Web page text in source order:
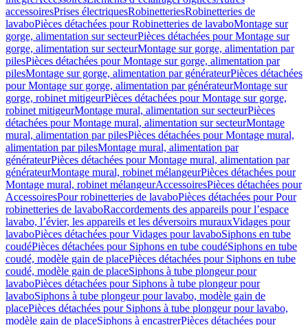
accessoiresPrises électriquesRobinetteriesRobinetteries de
lavaboPièces détachées pour Robinetteries de lavaboMontage sur
gorge, alimentation sur secteurPièces détachées pour Montage sur
gorge, alimentation sur secteurMontage sur gorge, alimentation par
pilesPièces détachées pour Montage sur gorge, alimentation par
pilesMontage sur gorge, alimentation par générateurPièces détachées
pour Montage sur gorge, alimentation par générateurMontage sur
gorge, robinet mitigeurPièces détachées pour Montage sur gorge,
robinet mitigeurMontage mural, alimentation sur secteurPièces
détachées pour Montage mural, alimentation sur secteurMontage
mural, alimentation par pilesPièces détachées pour Montage mural,
alimentation par pilesMontage mural, alimentation par
générateurPièces détachées pour Montage mural, alimentation par
générateurMontage mural, robinet mélangeurPièces détachées pour
Montage mural, robinet mélangeurAccessoiresPièces détachées pour
AccessoiresPour robinetteries de lavaboPièces détachées pour Pour
robinetteries de lavaboRaccordements des appareils pour l’espace
lavabo, l’évier, les appareils et les déversoirs murauxVidages pour
lavaboPièces détachées pour Vidages pour lavaboSiphons en tube
coudéPièces détachées pour Siphons en tube coudéSiphons en tube
coudé, modèle gain de placePièces détachées pour Siphons en tube
coudé, modèle gain de placeSiphons à tube plongeur pour
lavaboPièces détachées pour Siphons à tube plongeur pour
lavaboSiphons à tube plongeur pour lavabo, modèle gain de
placePièces détachées pour Siphons à tube plongeur pour lavabo,
modèle gain de placeSiphons à encastrerPièces détachées pour